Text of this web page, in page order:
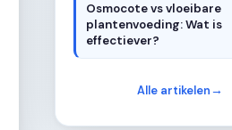
Osmocote vs vloeibare
plantenvoeding: Wat is
effectiever?
Alle artikelen